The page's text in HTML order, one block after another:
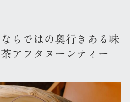
らではの奥行きある味
アフタヌーンティー